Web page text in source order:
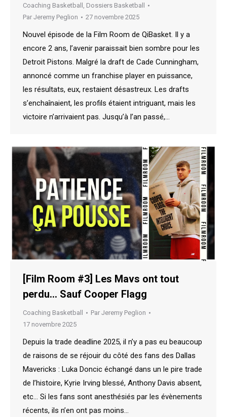
Coaching Basketball , Dossiers Basketball
Par Jeremy Peglion 27 novembre 2025
Nouvel épisode de la Film Room de QiBasket. Il y a
encore 2 ans, l’avenir paraissait bien sombre pour les
Detroit Pistons. Malgré la draft de Cade Cunningham,
annoncé comme un franchise player en puissance,
les résultats, eux, restaient désastreux. Les drafts
s’enchaînaient, les profils étaient intriguant, mais les
victoire n’arrivaient pas. Jusqu’à l’an passé,…
[Film Room #3] Les Mavs ont tout
perdu… Sauf Cooper Flagg
Coaching Basketball Par Jeremy Peglion
17 novembre 2025
Depuis la trade deadline 2025, il n’y a pas eu beaucoup
de raisons de se réjouir du côté des fans des Dallas
Mavericks : Luka Doncic échangé dans un le pire trade
de l’histoire, Kyrie Irving blessé, Anthony Davis absent,
etc… Si les fans sont anesthésiés par les évènements
récents, ils n’en ont pas moins…